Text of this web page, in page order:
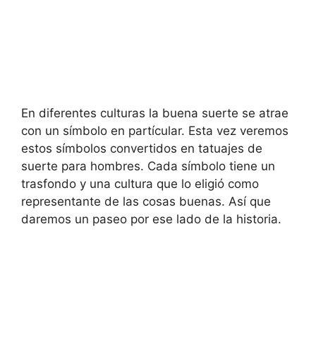
En diferentes culturas la buena suerte se atrae
con un símbolo en partícular. Esta vez veremos
estos símbolos convertidos en tatuajes de
suerte para hombres. Cada símbolo tiene un
trasfondo y una cultura que lo eligió como
representante de las cosas buenas. Así que
daremos un paseo por ese lado de la historia.